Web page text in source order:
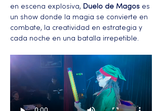
en escena explosiva, Duelo de Magos es
un show donde la magia se convierte en
combate, la creatividad en estrategia y
cada noche en una batalla irrepetible.